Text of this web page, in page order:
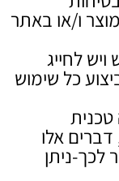
ו/או באתר
לחייג
כל שימוש
אלו
ניתן